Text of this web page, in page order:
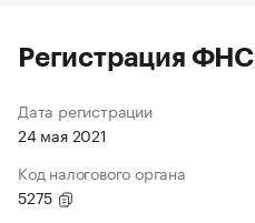
Регистрация ФНС
Дата регистрации
24 мая 2021
Код налогового органа
5275